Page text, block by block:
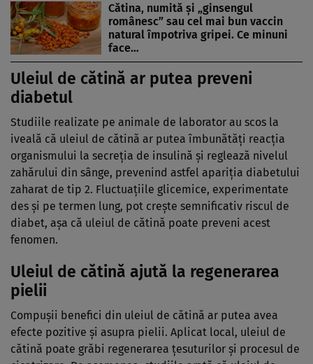
Cătina, numită şi „ginsengul
românesc” sau cel mai bun vaccin
natural împotriva gripei. Ce minuni
face…
Uleiul de cătină ar putea preveni
diabetul
Studiile realizate pe animale de laborator au scos la
iveală că uleiul de cătină ar putea îmbunătăţi reacţia
organismului la secreţia de insulină şi reglează nivelul
zahărului din sânge, prevenind astfel apariţia diabetului
zaharat de tip 2. Fluctuaţiile glicemice, experimentate
des şi pe termen lung, pot creşte semnificativ riscul de
diabet, aşa că uleiul de cătină poate preveni acest
fenomen.
Uleiul de cătină ajută la regenerarea
pielii
Compuşii benefici din uleiul de cătină ar putea avea
efecte pozitive şi asupra pielii. Aplicat local, uleiul de
cătină poate grăbi regenerarea ţesuturilor şi procesul de